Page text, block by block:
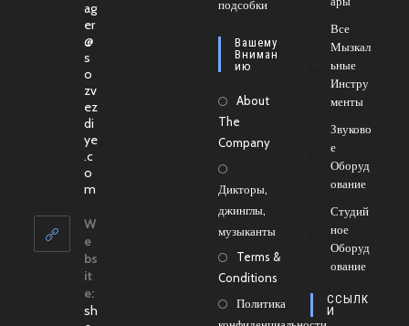
ag
er
@
s
o
zv
ez
di
ye
.c
o
m
вашем
W
e
bs
it
e:
sh
подсобки
Вашему
Вниман
Ию
About
The
Company
Дикторы,
джинглы,
музыканты
Terms &
Conditions
Политика
Все
Мызкал
Ьные
Инстру
Менты
Звуково
Е
Оборуд
Ование
Студий
Ное
Оборуд
Ование
ССЫЛК
И